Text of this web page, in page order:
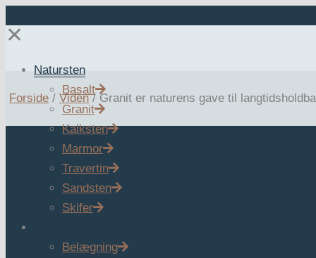
✕
Natursten
Basalt
Granit
Kalksten
Marmor
Travertin
Sandsten
Skifer
Belægning
Forside / Viden/ Granit er naturens gave til